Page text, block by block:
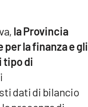
la Provincia
la finanza e gli
tipo di
dati di bilancio